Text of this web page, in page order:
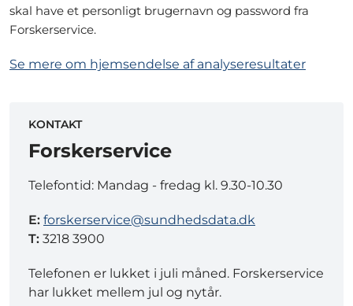
skal have et personligt brugernavn og password fra
Forskerservice.
Se mere om hjemsendelse af analyseresultater
KONTAKT
Forskerservice
Telefontid: Mandag - fredag kl. 9.30-10.30
E: forskerservice@sundhedsdata.dk
T: 3218 3900
Telefonen er lukket i juli måned. Forskerservice
har lukket mellem jul og nytår.